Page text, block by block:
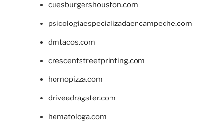
cuesburgershouston.com
psicologiaespecializadaencampeche.com
dmtacos.com
crescentstreetprinting.com
hornopizza.com
driveadragster.com
hematologa.com